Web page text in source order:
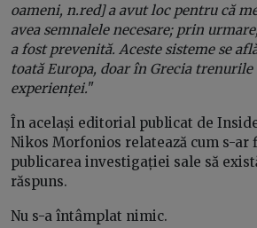
oameni, n.red] a avut loc pentru că
avea semnalele necesare; prin
a fost prevenită. Aceste sisteme se
toată Europa, doar în Grecia trenurile
experienței."
În același editorial publicat de
Nikos Morfonios relatează cum s-ar
publicarea investigației sale să
răspuns.
Nu s-a întâmplat nimic.